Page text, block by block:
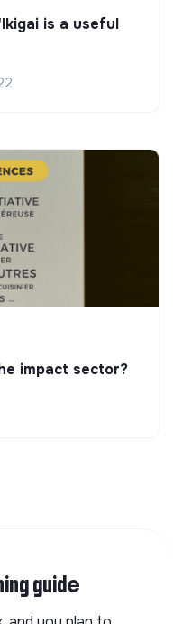
is a useful
impact sector?
guide